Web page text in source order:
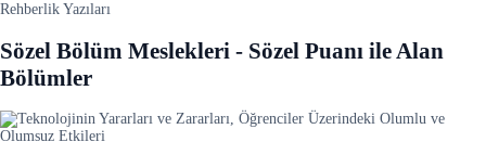
Rehberlik Yazıları
Sözel Bölüm Meslekleri - Sözel Puanı ile Alan
Bölümler